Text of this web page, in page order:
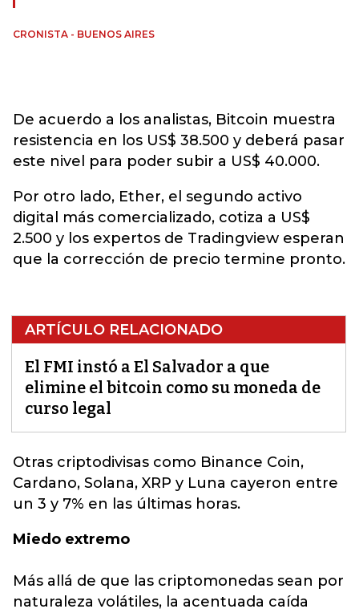
CRONISTA - BUENOS AIRES
De acuerdo a los analistas, Bitcoin muestra
resistencia en los US$ 38.500 y deberá pasar
este nivel para poder subir a US$ 40.000.
Por otro lado, Ether, el segundo activo
digital más comercializado, cotiza a US$
2.500 y los expertos de Tradingview esperan
que la corrección de precio termine pronto.
ARTÍCULO RELACIONADO
El FMI instó a El Salvador a que
elimine el bitcoin como su moneda de
curso legal
Otras criptodivisas como Binance Coin,
Cardano, Solana, XRP y Luna cayeron entre
un 3 y 7% en las últimas horas.
Miedo extremo
Más allá de que las criptomonedas sean por
naturaleza volátiles, la acentuada caída